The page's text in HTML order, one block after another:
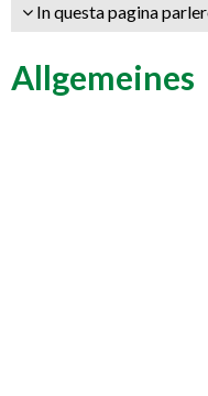
In questa pagina
Allgemeines